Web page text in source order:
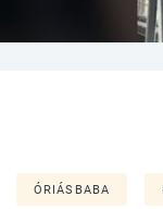
ÓRIÁSBABA